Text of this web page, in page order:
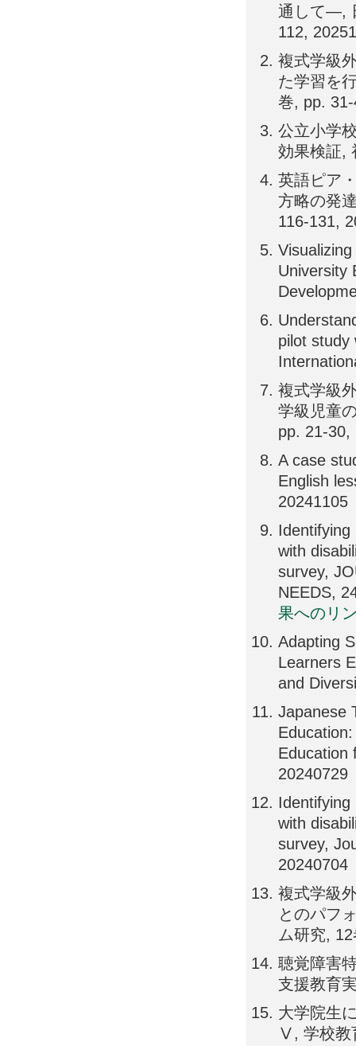
通して―,
112,
複式学級
た学習を
巻, pp.
公立小学
効果検証,
英語ピア
方略の発
116-131,
University
pilot study
複式学級
学級児童
pp. 21-30,
A case
English
20241105
Identifying
with
survey,
NEEDS,
果へのリ
Adapting
Learners
and
Japanese
Education
20240729
Identifying
with
survey,
20240704
複式学級
とのパフ
ム研究,
聴覚障害
支援教育
大学院生
Ⅴ, 学校教